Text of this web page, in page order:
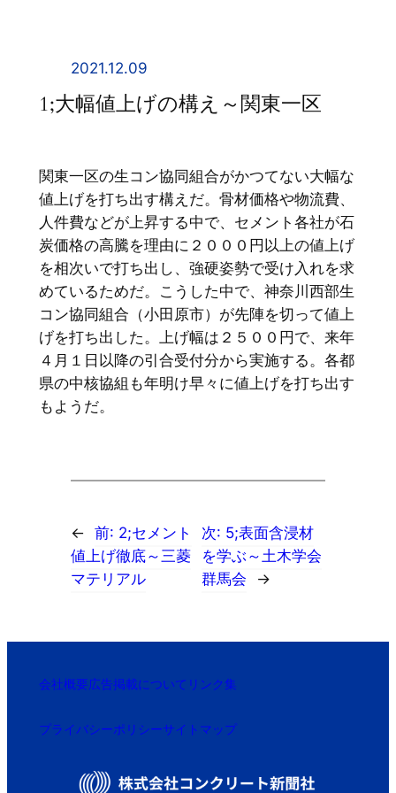
2021.12.09
1;大幅値上げの構え～関東一区
関東一区の生コン協同組合がかつてない大幅な
値上げを打ち出す構えだ。骨材価格や物流費、
人件費などが上昇する中で、セメント各社が石
炭価格の高騰を理由に２０００円以上の値上げ
を相次いで打ち出し、強硬姿勢で受け入れを求
めているためだ。こうした中で、神奈川西部生
コン協同組合（小田原市）が先陣を切って値上
げを打ち出した。上げ幅は２５００円で、来年
４月１日以降の引合受付分から実施する。各都
県の中核協組も年明け早々に値上げを打ち出す
もようだ。
← 前: 2;セメント
値上げ徹底～三菱
マテリアル
次: 5;表面含浸材
を学ぶ～土木学会
群馬会
→
会社概要広告掲載について リンク集
プライバシーポリシーサイトマップ